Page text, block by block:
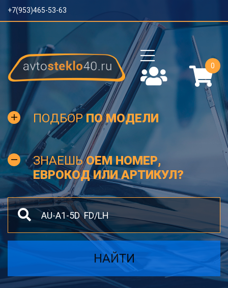
+7(953)465-53-63
0
ПОДБОРПО МОДЕЛИ
ЗНАЕШЬOEM НОМЕР,
ЕВРОКОД ИЛИ АРТИКУЛ?
НАЙТИ